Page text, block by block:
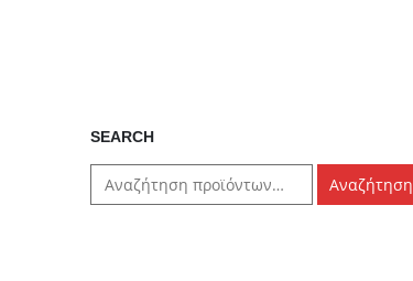
SEARCH
Αναζήτηση